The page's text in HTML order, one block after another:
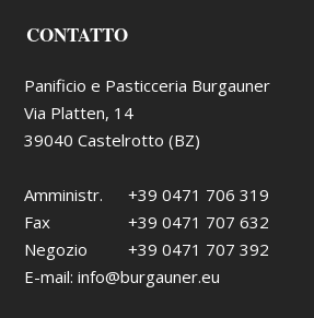
CONTATTO
Panificio e Pasticceria Burgauner
Via Platten, 14
39040 Castelrotto (BZ)
Amministr.
+39 0471 706 319
Fax
+39 0471 707 632
Negozio
+39 0471 707 392
E-mail:info@burgauner.eu